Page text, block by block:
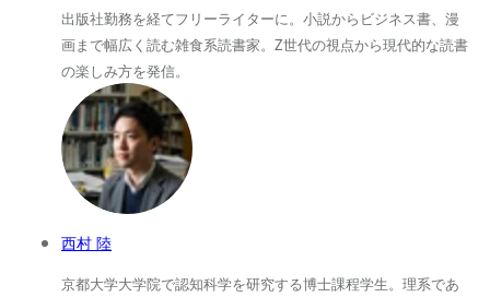
出版社勤務を経てフリーライターに。小説からビジネス書、漫
画まで幅広く読む雑食系読書家。Z世代の視点から現代的な読書
の楽しみ方を発信。
西村 陸
京都大学大学院で認知科学を研究する博士課程学生。理系であ